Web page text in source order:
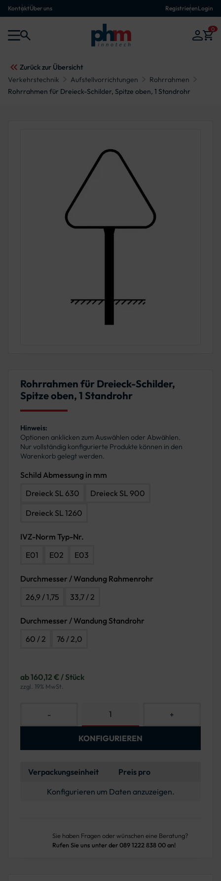
KontaktÜber uns RegistrierenLogin
0
Zurück zur Übersicht
Verkehrstechnik
Aufstellvorrichtungen
Rohrrahmen
Rohrrahmen für Dreieck-Schilder, Spitze oben, 1 Standrohr
Rohrrahmen für Dreieck-Schilder,
Spitze oben, 1 Standrohr
Hinweis:
Optionen anklicken zum Auswählen oder Abwählen.
Nur vollständig konfigurierte Produkte können in den
Warenkorb gelegt werden.
Schild Abmessung in mm
Dreieck SL 630
Dreieck SL 900
Dreieck SL 1260
IVZ-Norm Typ-Nr.
E01
E02 E03
Durchmesser / Wandung Rahmenrohr
26,9 / 1,75
33,7 / 2
Durchmesser / Wandung Standrohr
60 / 2
76 / 2,0
ab 160,12 € / Stück
zzgl. 19% MwSt.
- +
KONFIGURIEREN
Verpackungseinheit
Preis pro
Konfigurieren um Daten anzuzeigen.
Sie haben Fragen oder wünschen eine Beratung?
Rufen Sie uns unter der 089 1222 838 00 an!